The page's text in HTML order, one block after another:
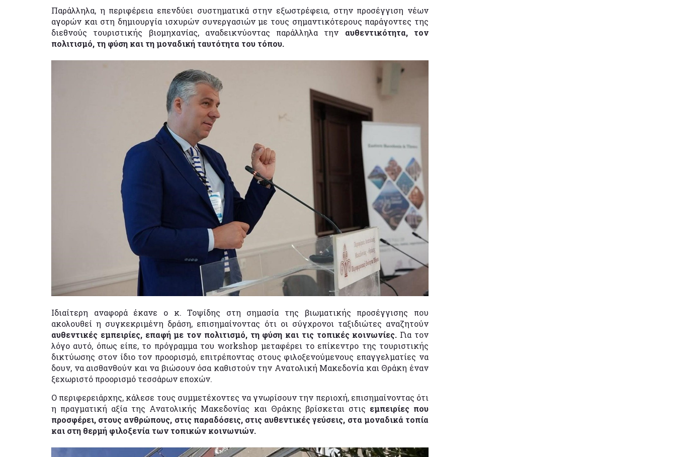
Παράλληλα, η περιφέρεια επενδύει συστηματικά στην εξωστρέφεια, στην προσέγγιση νέων
αγορών και στη δημιουργία ισχυρών συνεργασιών με τους σημαντικότερους παράγοντες της
διεθνούς τουριστικής βιομηχανίας, αναδεικνύοντας παράλληλα την αυθεντικότητα, τον
πολιτισμό, τη φύση και τη μοναδική ταυτότητα του τόπου.
Ιδιαίτερη αναφορά έκανε ο κ. Τοψίδης στη σημασία της βιωματικής προσέγγισης που
ακολουθεί η συγκεκριμένη δράση, επισημαίνοντας ότι οι σύγχρονοι ταξιδιώτες αναζητούν
αυθεντικές εμπειρίες, επαφή με τον πολιτισμό, τη φύση και τις τοπικές κοινωνίες. Για τον
λόγο αυτό, όπως είπε, το πρόγραμμα του workshop μεταφέρει το επίκεντρο της τουριστικής
δικτύωσης στον ίδιο τον προορισμό, επιτρέποντας στους φιλοξενούμενους επαγγελματίες να
δουν, να αισθανθούν και να βιώσουν όσα καθιστούν την Ανατολική Μακεδονία και Θράκη έναν
ξεχωριστό προορισμό τεσσάρων εποχών.
Ο περιφερειάρχης, κάλεσε τους συμμετέχοντες να γνωρίσουν την περιοχή, επισημαίνοντας ότι
η πραγματική αξία της Ανατολικής Μακεδονίας και Θράκης βρίσκεται στις εμπειρίες που
προσφέρει, στους ανθρώπους, στις παραδόσεις, στις αυθεντικές γεύσεις, στα μοναδικά τοπία
και στη θερμή φιλοξενία των τοπικών κοινωνιών.